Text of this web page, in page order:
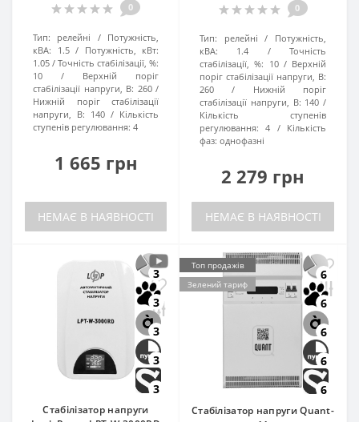
0
Тип: релейні
Потужність,
кВА:
1.5
Потужність, кВт:
1.05
Точність стабілізації, %:
10
Верхній поріг
стабілізації напруги, В: 260
Нижній поріг стабілізації
напруги, В: 140
Кількість
ступенів регулювання: 4
1 665 грн
НЕМАЄ В НАЯВНОСТІ
0
Тип: релейні
Потужність,
кВА:
1.4
Точність
стабілізації, %: 10
Верхній
поріг стабілізації напруги, В:
260
Нижній поріг
стабілізації напруги, В: 140
Кількість ступенів
регулювання:
4
Кількість
фаз: однофазні
2 279 грн
НЕМАЄ В НАЯВНОСТІ
3
3
3
3
3
Стабілізатор напруги
Топ продажів
Зелений тариф
6
6
6
6
6
Стабілізатор напруги Quant-